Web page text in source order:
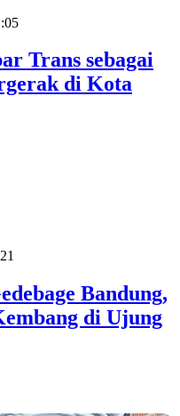
Trans sebagai
di Kota
Bandung,
di Ujung